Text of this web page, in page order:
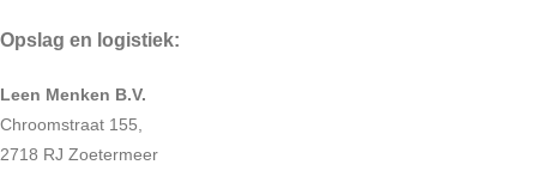
Opslag en logistiek:
Leen Menken B.V.
Chroomstraat 155,
2718 RJ Zoetermeer